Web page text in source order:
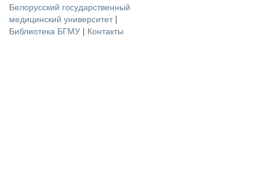
Белорусский государственный
медицинский университет |
Библиотека БГМУ | Контакты